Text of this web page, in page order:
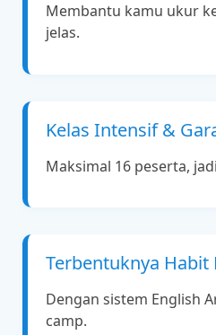
Membantu kamu ukur
jelas.
Kelas Intensif &
Maksimal 16 peserta,
Terbentuknya Habit
Dengan sistem English
camp.